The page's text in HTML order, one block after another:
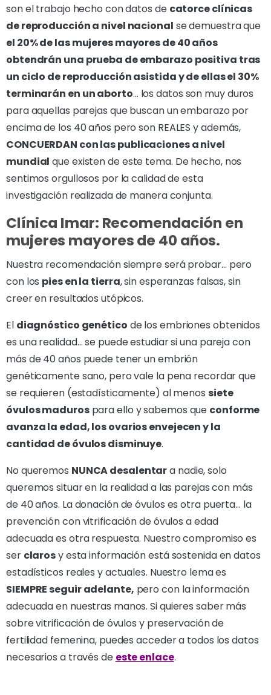
son el trabajo hecho con datos de catorce clínicas
de reproducción a nivel nacional se demuestra que
el 20% de las mujeres mayores de 40 años
obtendrán una prueba de embarazo positiva tras
un ciclo de reproducción asistida y de ellas el 30%
terminarán en un aborto… los datos son muy duros
para aquellas parejas que buscan un embarazo por
encima de los 40 años pero son REALES y además,
CONCUERDAN con las publicaciones a nivel
mundial que existen de este tema. De hecho, nos
sentimos orgullosos por la calidad de esta
investigación realizada de manera conjunta.
Clínica Imar: Recomendación en
mujeres mayores de 40 años.
Nuestra recomendación siempre será probar… pero
con los pies en la tierra, sin esperanzas falsas, sin
creer en resultados utópicos.
El diagnóstico genético de los embriones obtenidos
es una realidad… se puede estudiar si una pareja con
más de 40 años puede tener un embrión
genéticamente sano, pero vale la pena recordar que
se requieren (estadísticamente) al menos siete
óvulos madurospara ello y sabemos que conforme
avanza la edad, los ovarios envejecen y la
cantidad de óvulos disminuye.
No queremos NUNCA desalentara nadie, solo
queremos situar en la realidad a las parejas con más
de 40 años. La donación de óvulos es otra puerta… la
prevención con vitrificación de óvulos a edad
adecuada es otra respuesta. Nuestro compromiso es
ser clarosy esta información está sostenida en datos
estadísticos reales y actuales. Nuestro lema es
SIEMPRE seguir adelante, pero con la información
adecuada en nuestras manos. Si quieres saber más
sobre vitrificación de óvulos y preservación de
fertilidad femenina, puedes acceder a todos los datos
necesarios a través de este enlace.